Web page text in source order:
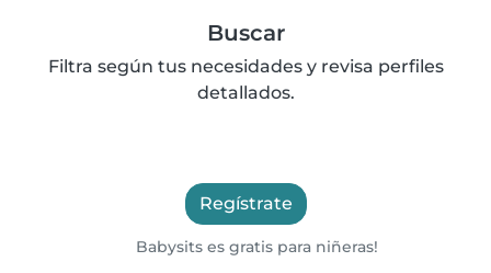
Buscar
Filtra según tus necesidades y revisa perfiles
detallados.
Regístrate
Babysits es gratis para niñeras!